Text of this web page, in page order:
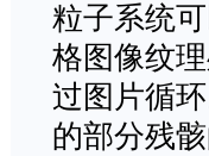
粒子系统
格图像纹
过图片循
的部分残骸